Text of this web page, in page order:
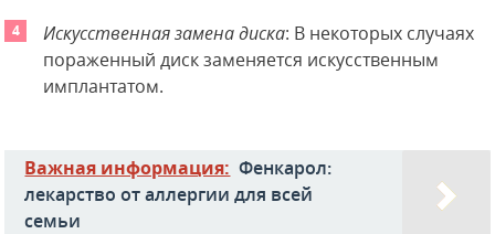
Искусственная замена диска: В некоторых случаях
пораженный диск заменяется искусственным
имплантатом.
Важная информация: Фенкарол:
лекарство от аллергии для всей
семьи